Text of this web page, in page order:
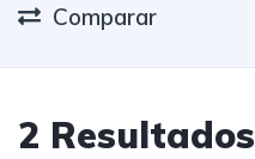
Comparar
2 Resultados